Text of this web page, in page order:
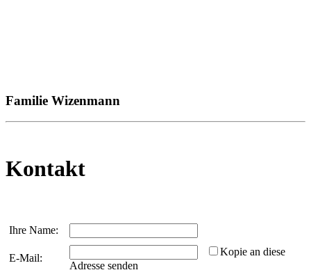
Familie Wizenmann
Kontakt
Ihre Name:
E-Mail:
Kopie an diese
Adresse senden